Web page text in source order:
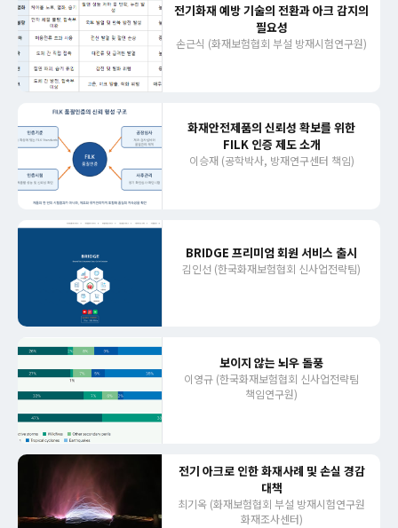
전기화재 예방 기술의 전환과 아크 감지의
필요성
손근식 (화재보험협회 부설 방재시험연구원)
화재안전제품의 신뢰성 확보를 위한
FILK 인증 제도 소개
이승재 (공학박사, 방재연구센터 책임)
BRIDGE 프리미엄 회원 서비스 출시
김인선 (한국화재보험협회 신사업전략팀)
보이지 않는 뇌우 돌풍
이영규 (한국화재보험협회 신사업전략팀
책임연구원)
전기 아크로 인한 화재사례 및 손실 경감
대책
최기옥 (화재보험협회 부설 방재시험연구원
화재조사센터)